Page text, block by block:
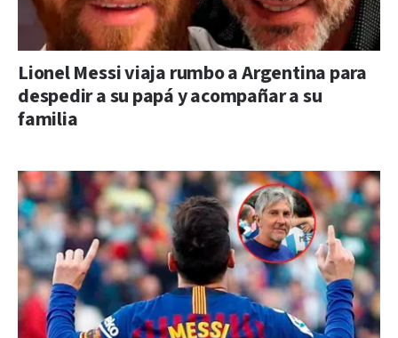
Lionel Messi viaja rumbo a Argentina para
despedir a su papá y acompañar a su
familia